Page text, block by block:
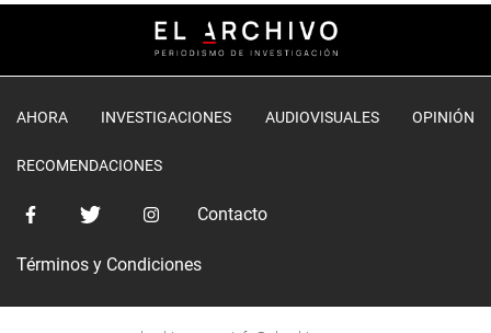
AHORA INVESTIGACIONES AUDIOVISUALES OPINIÓN
RECOMENDACIONES
Contacto
Términos y Condiciones